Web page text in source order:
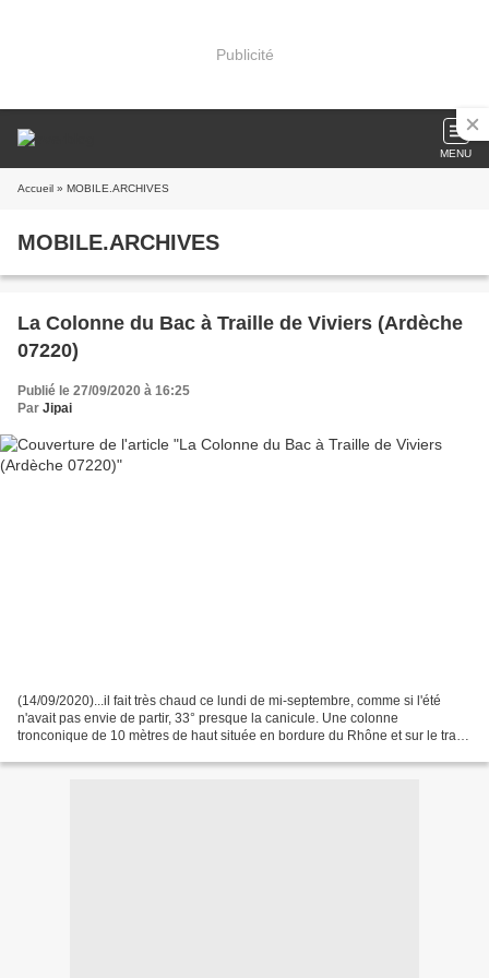
Publicité
MENU
Accueil » MOBILE.ARCHIVES
MOBILE.ARCHIVES
La Colonne du Bac à Traille de Viviers (Ardèche
07220)
Publié le 27/09/2020 à 16:25
Par Jipai
(14/09/2020)...il fait très chaud ce lundi de mi-septembre, comme si l'été
n'avait pas envie de partir, 33° presque la canicule. Une colonne
tronconique de 10 mètres de haut située en bordure du Rhône et sur le tracé